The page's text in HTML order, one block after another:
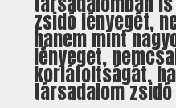
zsidó lényegét,
hanem mint
lényeget,
korlátoltságát,
társadalom